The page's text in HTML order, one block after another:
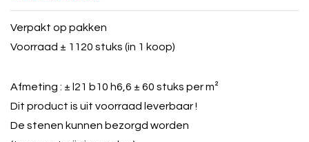
Verpakt op pakken
Voorraad ± 1120 stuks (in 1 koop)
Afmeting : ± l21 b10 h6,6 ± 60 stuks per m²
Dit product is uit voorraad leverbaar !
De stenen kunnen bezorgd worden